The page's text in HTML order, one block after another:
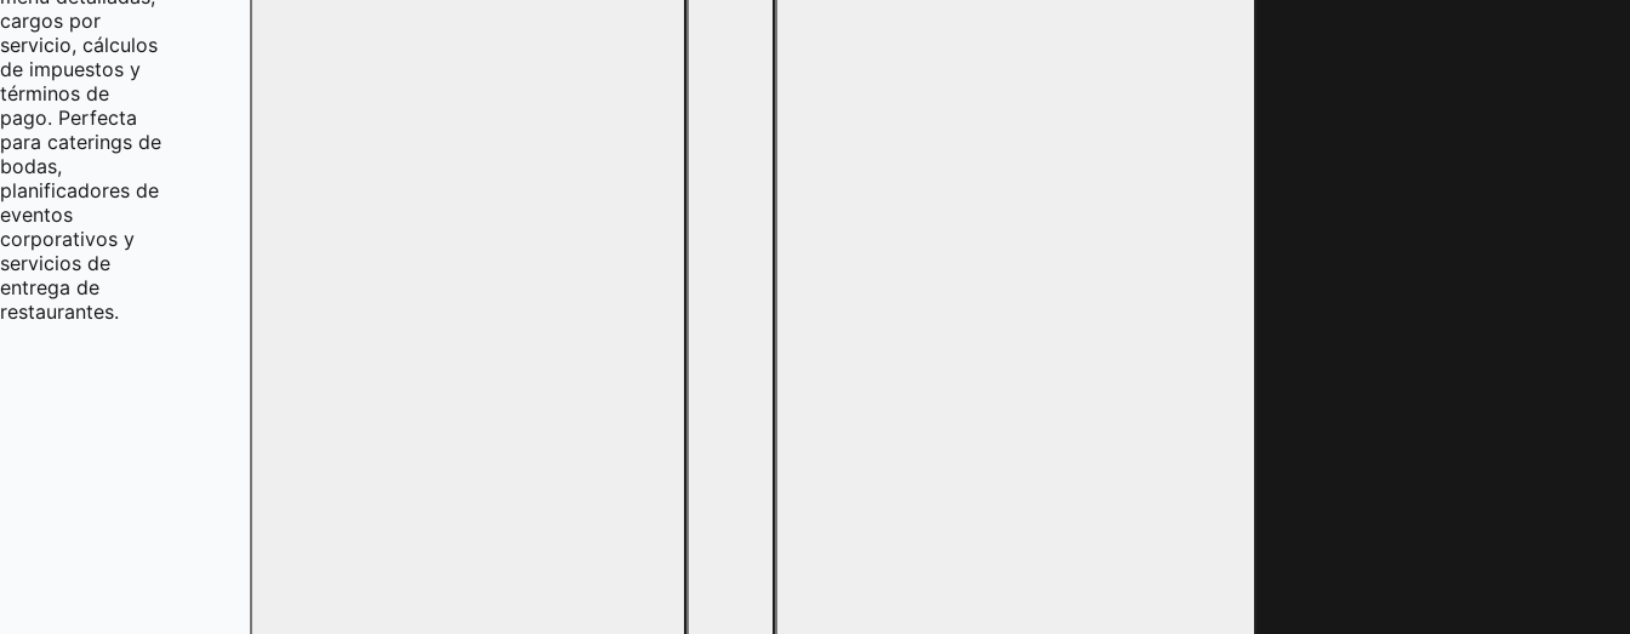
cargos por
servicio, cálculos
de impuestos y
términos de
pago. Perfecta
para caterings de
bodas,
planificadores de
eventos
corporativos y
servicios de
entrega de
restaurantes.